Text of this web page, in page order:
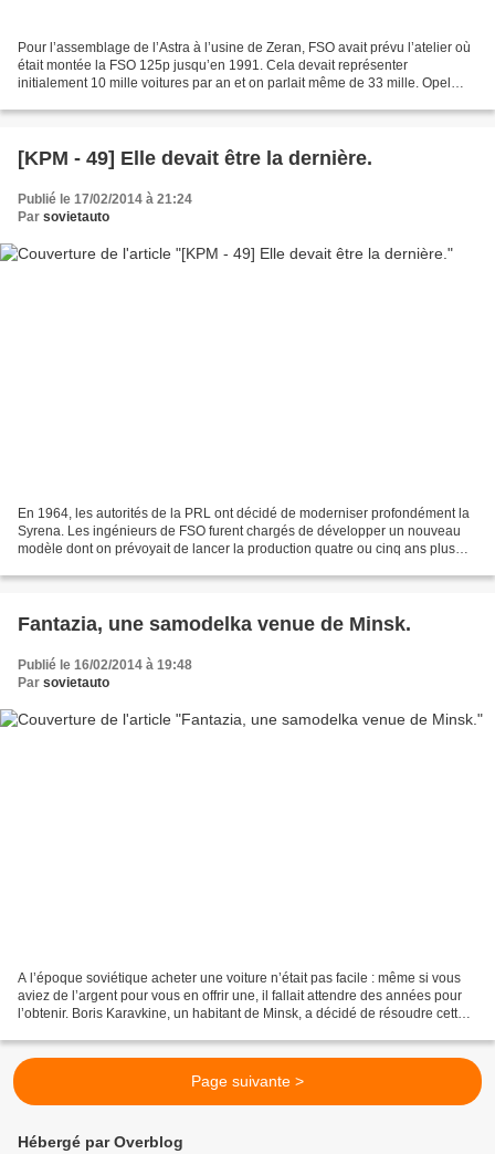
Pour l’assemblage de l’Astra à l’usine de Zeran, FSO avait prévu l’atelier où
était montée la FSO 125p jusqu’en 1991. Cela devait représenter
initialement 10 mille voitures par an et on parlait même de 33 mille. Opel
[KPM - 49] Elle devait être la dernière.
Publié le 17/02/2014 à 21:24
Par sovietauto
En 1964, les autorités de la PRL ont décidé de moderniser profondément la
Syrena. Les ingénieurs de FSO furent chargés de développer un nouveau
modèle dont on prévoyait de lancer la production quatre ou cinq ans plus
Fantazia, une samodelka venue de Minsk.
Publié le 16/02/2014 à 19:48
Par sovietauto
A l’époque soviétique acheter une voiture n’était pas facile : même si vous
aviez de l’argent pour vous en offrir une, il fallait attendre des années pour
l’obtenir. Boris Karavkine, un habitant de Minsk, a décidé de résoudre cette
Page suivante >
Hébergé par Overblog